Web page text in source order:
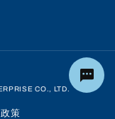
CO., LTD.
策